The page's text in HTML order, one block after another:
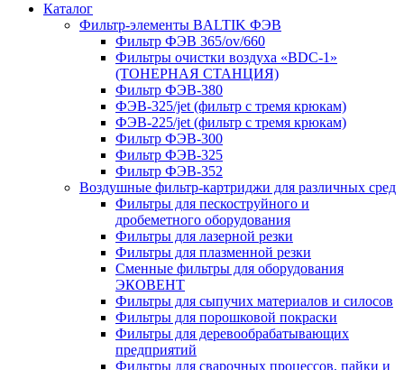
Каталог
Фильтр-элементы BALTIK ФЭВ
Фильтр ФЭВ 365/ov/660
Фильтры очистки воздуха «BDC-1»
(ТОНЕРНАЯ СТАНЦИЯ)
Фильтр ФЭВ-380
ФЭВ-325/jet (фильтр с тремя крюкам)
ФЭВ-225/jet (фильтр с тремя крюкам)
Фильтр ФЭВ-300
Фильтр ФЭВ-325
Фильтр ФЭВ-352
Воздушные фильтр-картриджи для различных сред
Фильтры для пескоструйного и
дробеметного оборудования
Фильтры для лазерной резки
Фильтры для плазменной резки
Сменные фильтры для оборудования
ЭКОВЕНТ
Фильтры для сыпучих материалов и силосов
Фильтры для порошковой покраски
Фильтры для деревообрабатывающих
предприятий
Фильтры для сварочных процессов, пайки и